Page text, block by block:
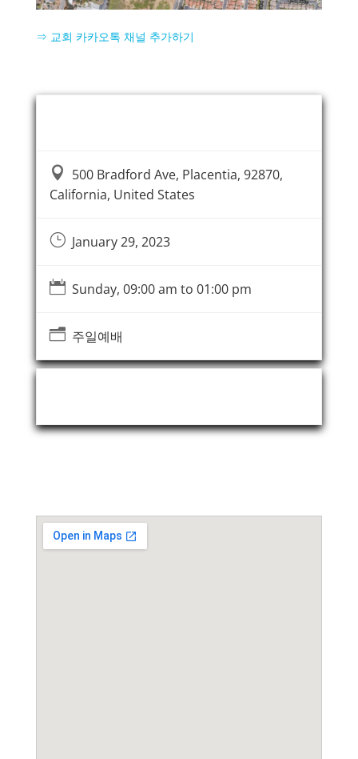
⇒ 교회 카카오톡 채널 추가하기
 500 Bradford Ave, Placentia, 92870,
California, United States
}January 29, 2023
 Sunday, 09:00 am to 01:00 pm
n주일예배